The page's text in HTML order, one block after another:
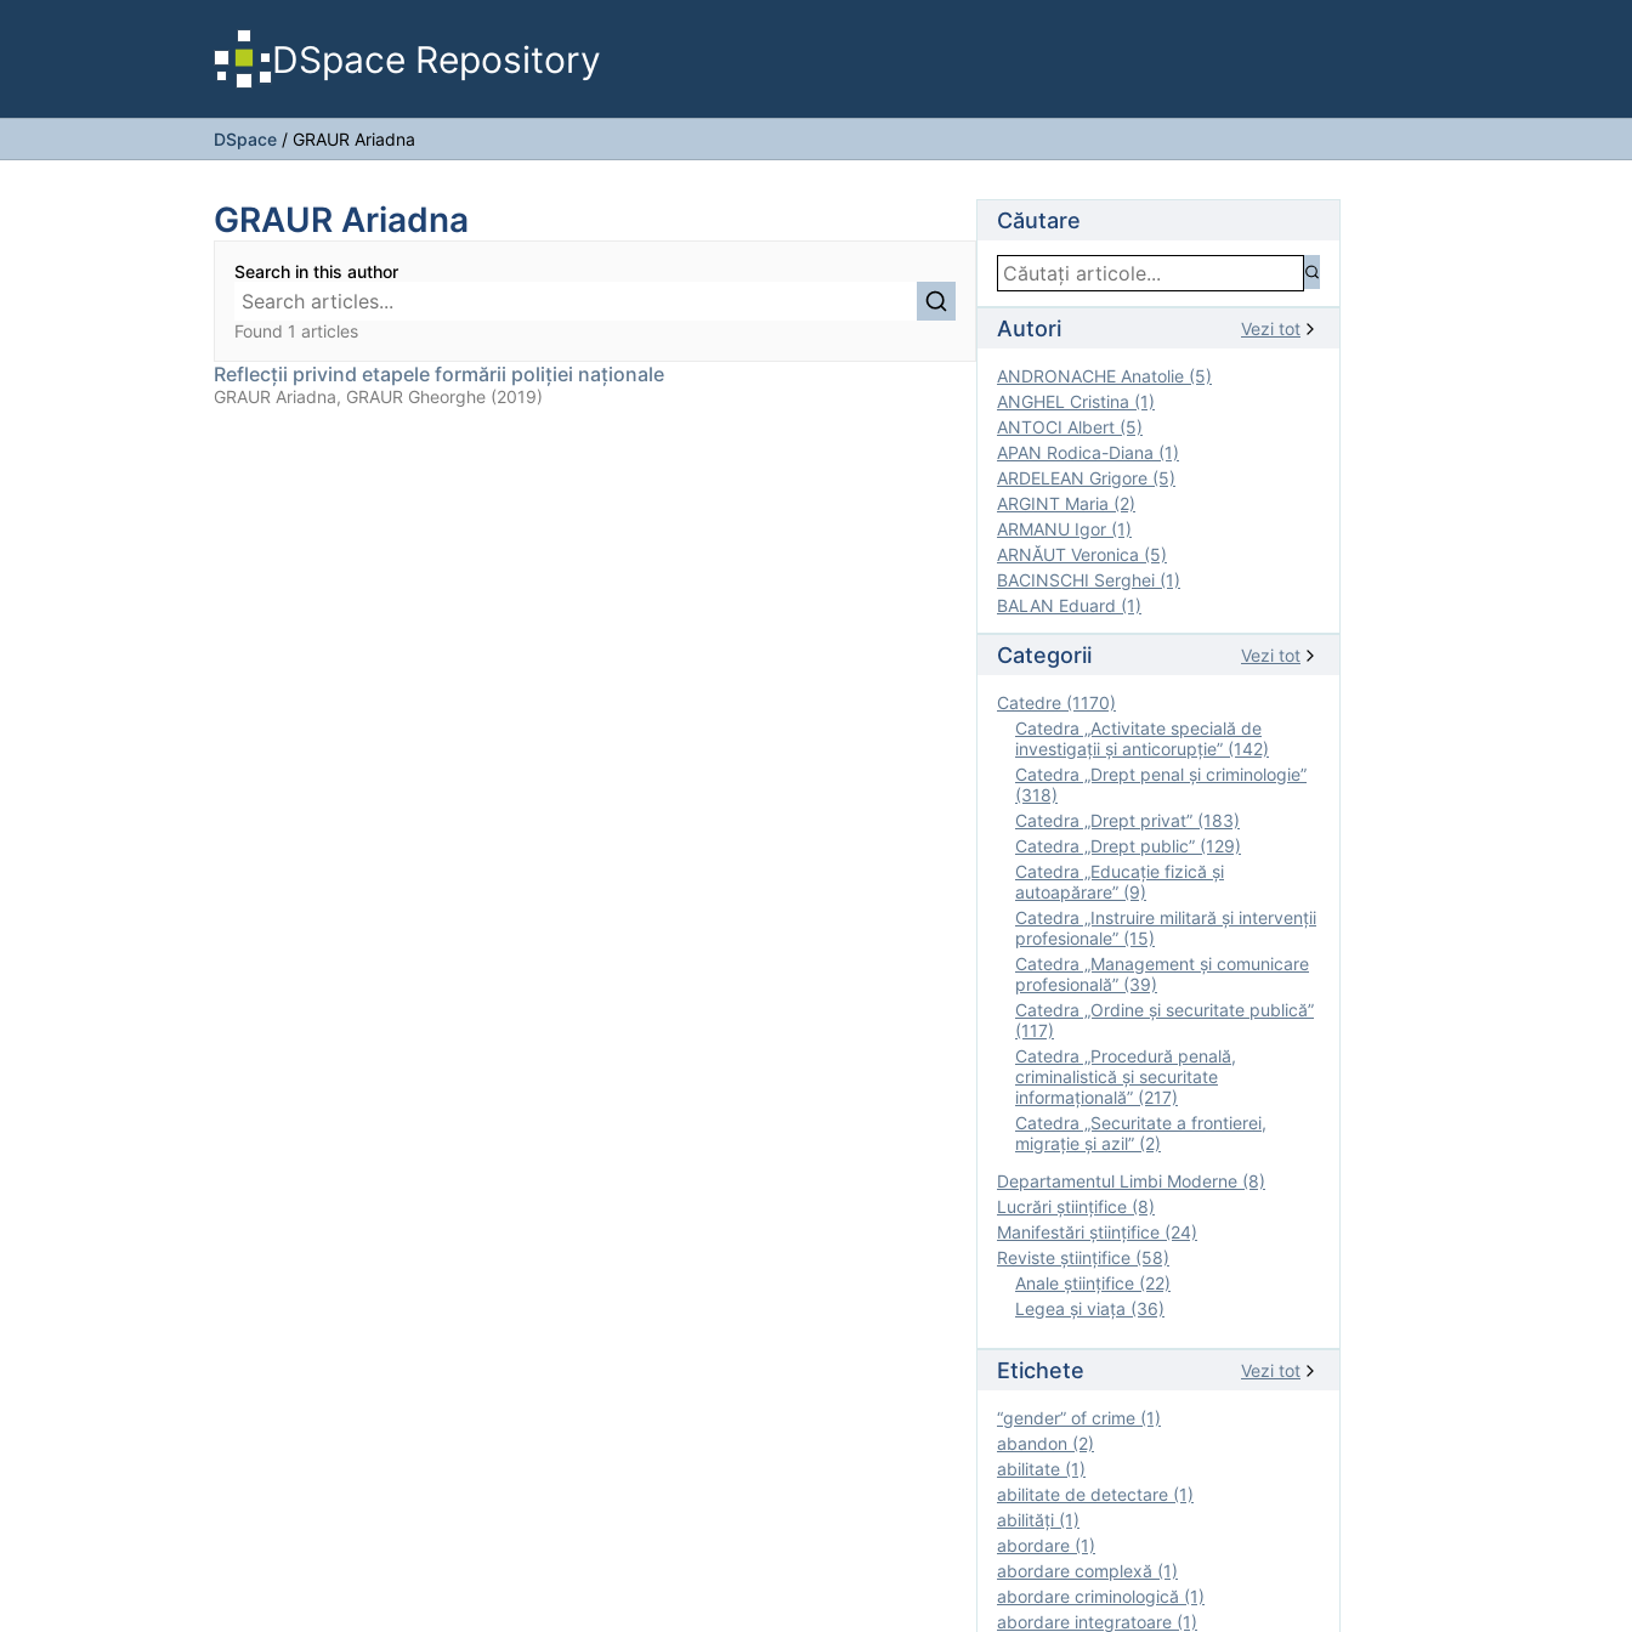
DSpace Repository
DSpace / GRAUR Ariadna
GRAUR Ariadna
Search in this author
Found 1 articles
Reflecții privind etapele formării poliției naționale
GRAUR Ariadna, GRAUR Gheorghe (2019)
Căutare
Autori Vezi tot
ANDRONACHE Anatolie (5)
ANGHEL Cristina (1)
ANTOCI Albert (5)
APAN Rodica-Diana (1)
ARDELEAN Grigore (5)
ARGINT Maria (2)
ARMANU Igor (1)
ARNĂUT Veronica (5)
BACINSCHI Serghei (1)
BALAN Eduard (1)
Categorii Vezi tot
Catedre (1170)
Catedra „Activitate specială de
investigaţii şi anticorupție” (142)
Catedra „Drept penal și criminologie”
(318)
Catedra „Drept privat” (183)
Catedra „Drept public” (129)
Catedra „Educație fizică şi
autoapărare” (9)
Catedra „Instruire militară şi intervenţii
profesionale” (15)
Catedra „Management și comunicare
profesională” (39)
Catedra „Ordine și securitate publică”
(117)
Catedra „Procedură penală,
criminalistică și securitate
informațională” (217)
Catedra „Securitate a frontierei,
migrație și azil” (2)
Departamentul Limbi Moderne (8)
Lucrări științifice (8)
Manifestări ştiinţifice (24)
Reviste ştiinţifice (58)
Anale ştiinţifice (22)
Legea şi viaţa (36)
Etichete Vezi tot
“gender” of crime (1)
abandon (2)
abilitate (1)
abilitate de detectare (1)
abilităţi (1)
abordare (1)
abordare complexă (1)
abordare criminologică (1)
abordare integratoare (1)